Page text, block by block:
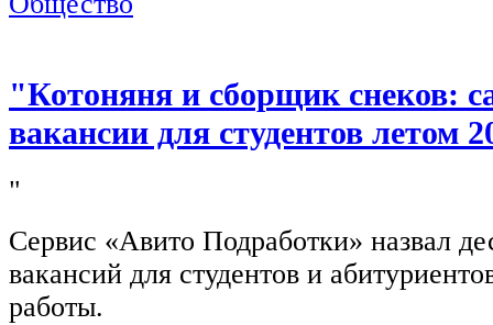
"Котоняня и сборщик снеков:
вакансии для студентов летом
"
Сервис «Авито Подработки» назвал
вакансий для студентов и
работы.